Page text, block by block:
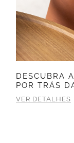
DESCUBRA
POR TRÁS
VER DETALHES